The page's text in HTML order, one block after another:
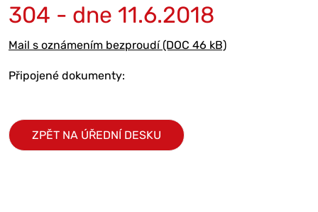
304 - dne 11.6.2018
Mail s oznámením bezproudí (DOC 46 kB)
Připojené dokumenty:
ZPĚT NA ÚŘEDNÍ DESKU